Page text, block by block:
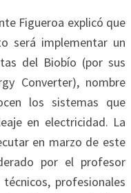
Figueroa explicó que
será implementar un
del Biobío (por sus
Converter), nombre
los sistemas que
en electricidad. La
en marzo de este
por el profesor
profesionales